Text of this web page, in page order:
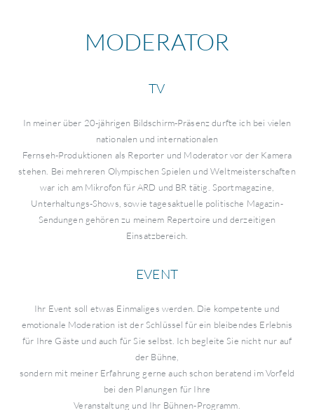
MODERATOR
TV
In meiner über 20-jährigen Bildschirm-Präsenz durfte ich bei vielen
nationalen und internationalen
Fernseh-Produktionen als Reporter und Moderator vor der Kamera
stehen. Bei mehreren Olympischen Spielen und Weltmeisterschaften
war ich am Mikrofon für ARD und BR tätig. Sportmagazine,
Unterhaltungs-Shows, sowie tagesaktuelle politische Magazin-
Sendungen gehören zu meinem Repertoire und derzeitigen
Einsatzbereich.
EVENT
Ihr Event soll etwas Einmaliges werden. Die kompetente und
emotionale Moderation ist der Schlüssel für ein bleibendes Erlebnis
für Ihre Gäste und auch für Sie selbst. Ich begleite Sie nicht nur auf
der Bühne,
sondern mit meiner Erfahrung gerne auch schon beratend im Vorfeld
bei den Planungen für Ihre
Veranstaltung und Ihr Bühnen-Programm.